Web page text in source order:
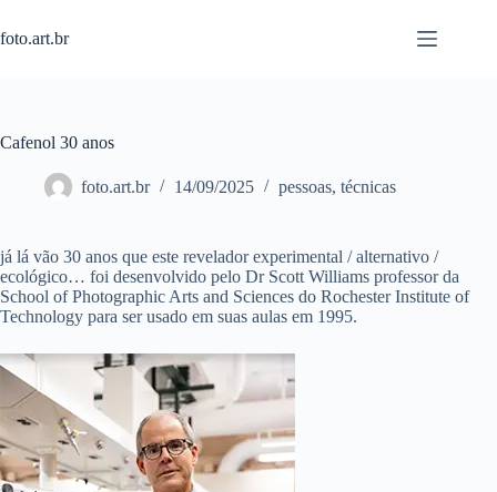
para
o
foto.art.br
Cafenol 30 anos
foto.art.br 14/09/2025 pessoas, técnicas
já lá vão 30 anos que este revelador experimental / alternativo /
ecológico… foi desenvolvido pelo Dr Scott Williams professor da
School of Photographic Arts and Sciences do Rochester Institute of
Technology para ser usado em suas aulas em 1995.